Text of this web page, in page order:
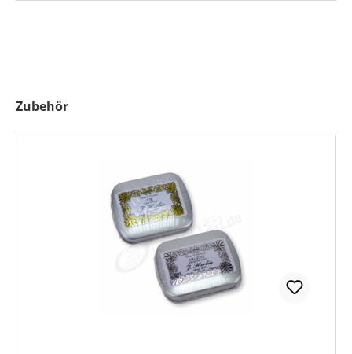
Produktgalerie überspringen
Zubehör